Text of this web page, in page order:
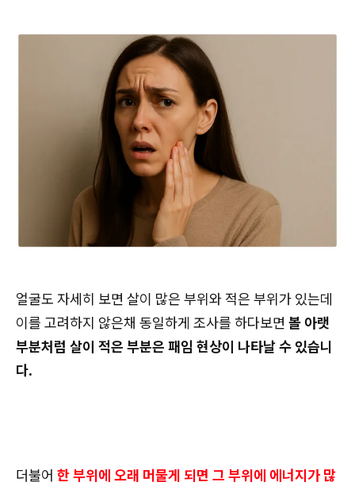
얼굴도 자세히 보면 살이 많은 부위와 적은 부위가 있는데
이를 고려하지 않은채 동일하게 조사를 하다보면 볼 아랫
부분처럼 살이 적은 부분은 패임 현상이 나타날 수 있습니
다.
더불어 한 부위에 오래 머물게 되면 그 부위에 에너지가 많